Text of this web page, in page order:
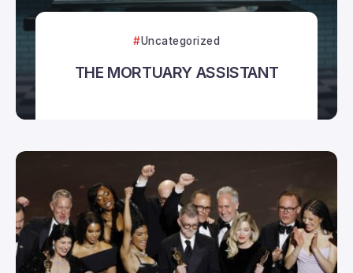
Uncategorized
THE MORTUARY ASSISTANT